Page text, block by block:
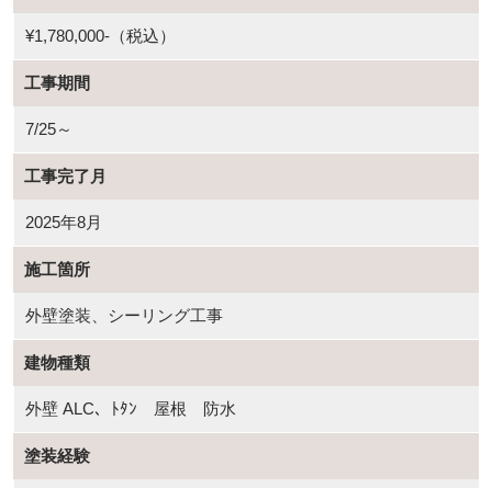
¥1,780,000-（税込）
工事期間
7/25～
工事完了月
2025年8月
施工箇所
外壁塗装、シーリング工事
建物種類
外壁 ALC、ﾄﾀﾝ 屋根 防水
塗装経験